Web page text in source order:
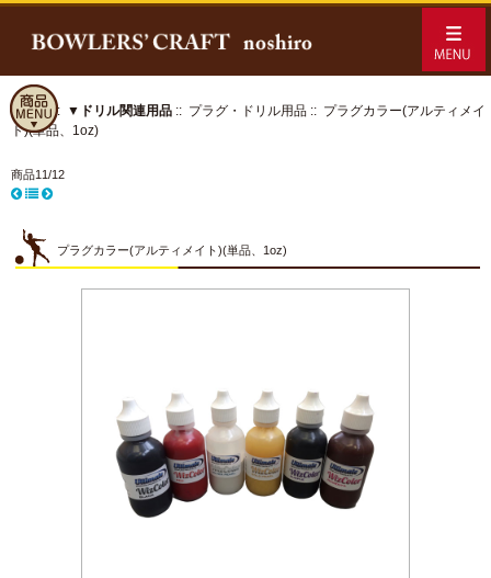
ホーム:: ▼ドリル関連用品 :: プラグ・ドリル用品 :: プラグカラー(アルティメイ
ト)(単品、1oz)
商品11/12
プラグカラー(アルティメイト)(単品、1oz)